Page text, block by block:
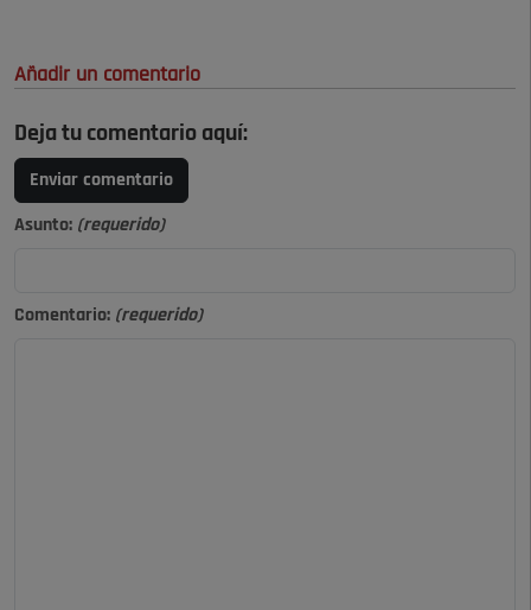
Añadir un comentario
Deja tu comentario aquí:
Enviar comentario
Asunto: (requerido)
Comentario: (requerido)